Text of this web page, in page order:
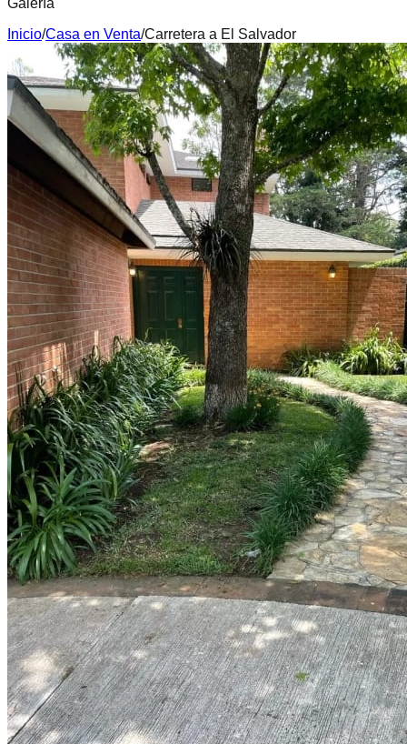
Galería
Inicio/Casa en Venta/Carretera a El Salvador